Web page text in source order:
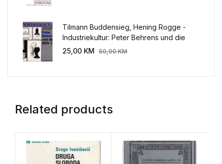
Tilmann Buddensieg, Hening Rogge -
Industriekultur: Peter Behrens und die
AEG 1907-1914.
25,00 KM 50,00KM
Related products